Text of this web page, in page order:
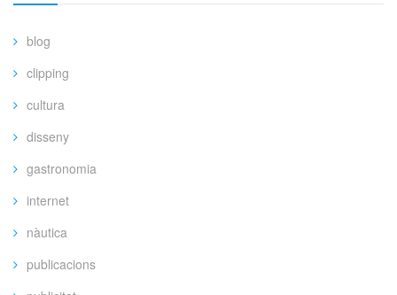
blog
clipping
cultura
disseny
gastronomia
internet
nàutica
publicacions